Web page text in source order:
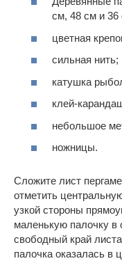
см, 48 см и 36
цветная
сильная нить;
катушка
клей-
небольшое
ножницы.
Сложите лист
отметить
узкой стороны
маленькую палочку в
свободный край
палочка оказалась в